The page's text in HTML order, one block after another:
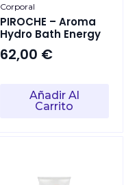
Corporal
PIROCHE – Aroma
Hydro Bath Energy
62,00 €
Añadir Al
Carrito